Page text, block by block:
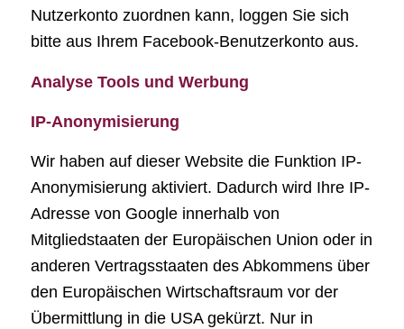
Nutzerkonto zuordnen kann, loggen Sie sich
bitte aus Ihrem Facebook-Benutzerkonto aus.
Analyse Tools und Werbung
IP-Anonymisierung
Wir haben auf dieser Website die Funktion IP-
Anonymisierung aktiviert. Dadurch wird Ihre IP-
Adresse von Google innerhalb von
Mitgliedstaaten der Europäischen Union oder in
anderen Vertragsstaaten des Abkommens über
den Europäischen Wirtschaftsraum vor der
Übermittlung in die USA gekürzt. Nur in